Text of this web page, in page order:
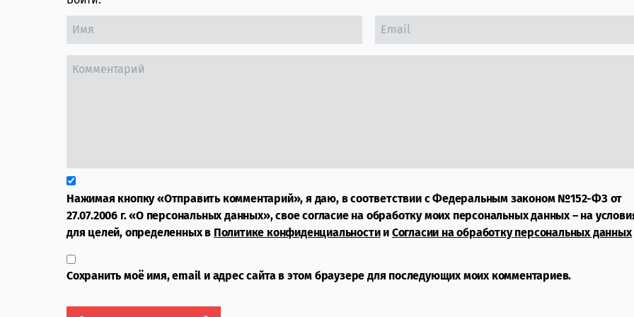
Нажимая кнопку «Отправить комментарий», я даю, в соответствии с Федеральным законом №152-ФЗ от
27.07.2006 г. «О персональных данных», свое согласие на обработку моих персональных данных – на
для целей, определенных в Политике конфиденциальностии Согласии на обработку персональных данных
Сохранить моё имя, email и адрес сайта в этом браузере для последующих моих комментариев.